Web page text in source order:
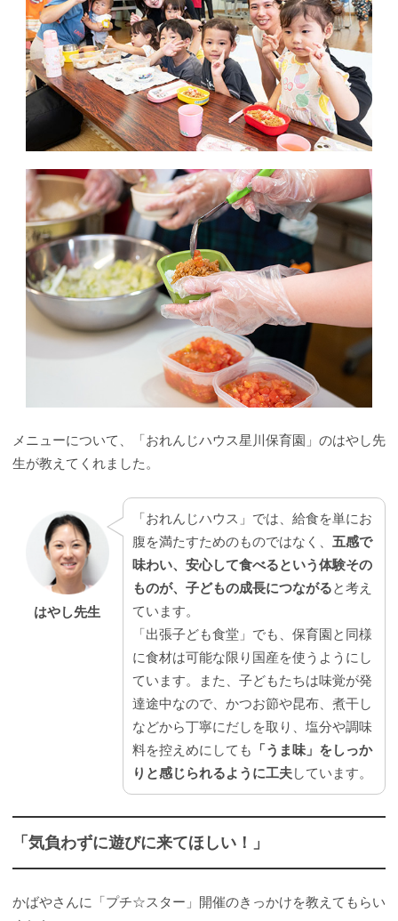
メニューについて、「おれんじハウス星川保育園」のはやし先
生が教えてくれました。
はやし先生
「おれんじハウス」では、給食を単にお
腹を満たすためのものではなく、 五感で
味わい、安心して食べるという体験その
ものが、子どもの成長につながると考え
ています。
「出張子ども食堂」でも、保育園と同様
に食材は可能な限り国産を使うようにし
ています。また、子どもたちは味覚が発
達途中なので、かつお節や昆布、煮干し
などから丁寧にだしを取り、塩分や調味
料を控えめにしても
「うま味」をしっか
りと感じられるように工夫しています。
「気負わずに遊びに来てほしい！」
かばやさんに「プチ☆スター」開催のきっかけを教えてもらい